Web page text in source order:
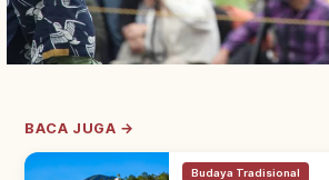
BACA JUGA →
Budaya Tradisional